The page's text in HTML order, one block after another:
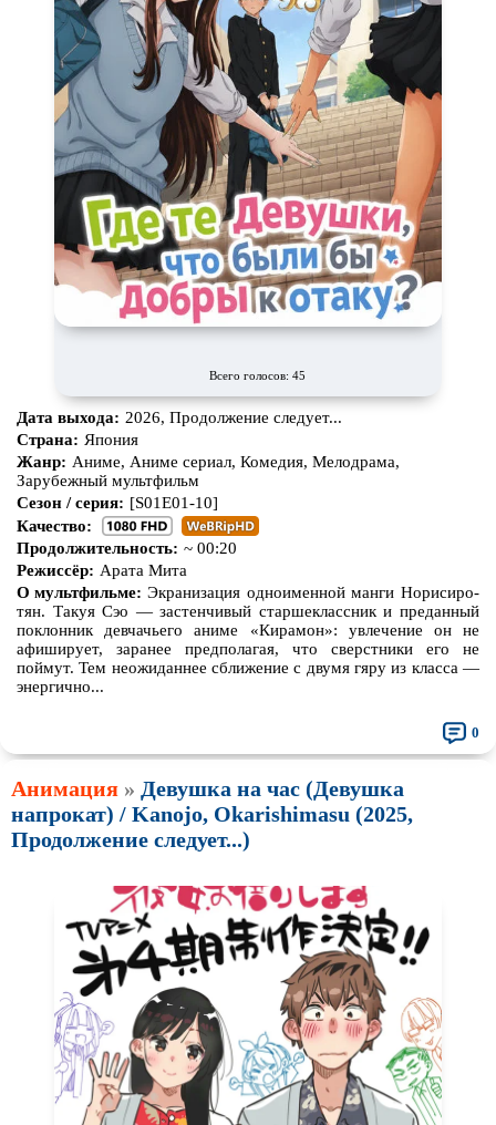
Всего голосов: 45
Дата выхода: 2026, Продолжение следует...
Страна: Япония
Жанр: Аниме, Аниме сериал, Комедия, Мелодрама,
Зарубежный мультфильм
Сезон / серия: [S01E01-10]
Качество:
Продолжительность: ~ 00:20
Режиссёр: Арата Мита
О мультфильме: Экранизация одноименной манги Норисиро-
тян. Такуя Сэо — застенчивый старшеклассник и преданный
поклонник девчачьего аниме «Кирамон»: увлечение он не
афиширует, заранее предполагая, что сверстники его не
поймут. Тем неожиданнее сближение с двумя гяру из класса —
энергично...
0
Анимация » Девушка на час (Девушка
напрокат) / Kanojo, Okarishimasu (2025,
Продолжение следует...)